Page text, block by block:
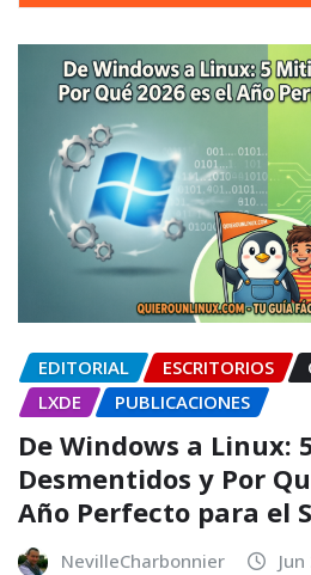
EDITORIAL ESCRITORIOS
LXDE
PUBLICACIONES
De Windows a Linux:
Desmentidos y Por
Año Perfecto para el
NevilleCharbonnier